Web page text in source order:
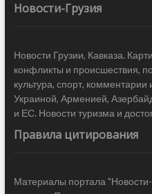
Новости-Грузия
Новости Грузии, Кавказа.
конфликты и происшествия,
культура, спорт,
Украиной, Арменией,
и ЕС. Новости туризма и
Правила цитирования
Материалы портала